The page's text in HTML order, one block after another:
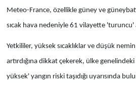
Meteo-France, özellikle güney ve
sıcak hava nedeniyle 61 vilayette 'turuncu'
Yetkililer, yüksek sıcaklıklar ve düşük
artırdığına dikkat çekerek, ülke
yüksek' yangın riski taşıdığı uyarısında